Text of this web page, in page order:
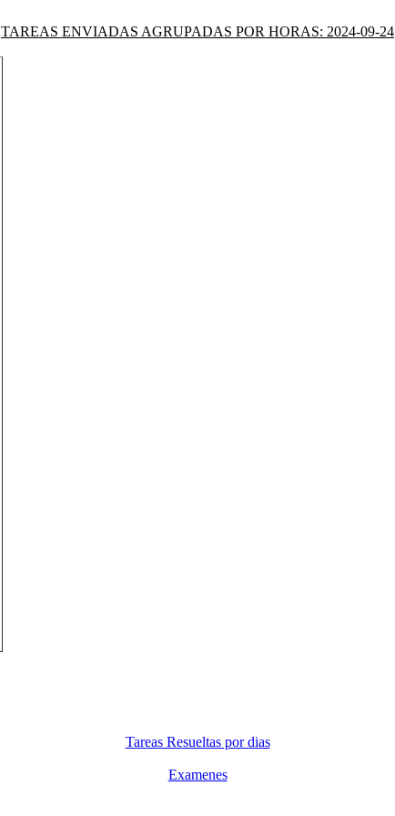
TAREAS ENVIADAS AGRUPADAS POR HORAS: 2024-09-24
Tareas Resueltas por dias
Examenes